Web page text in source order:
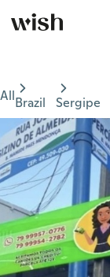
AllBrazil Sergipe